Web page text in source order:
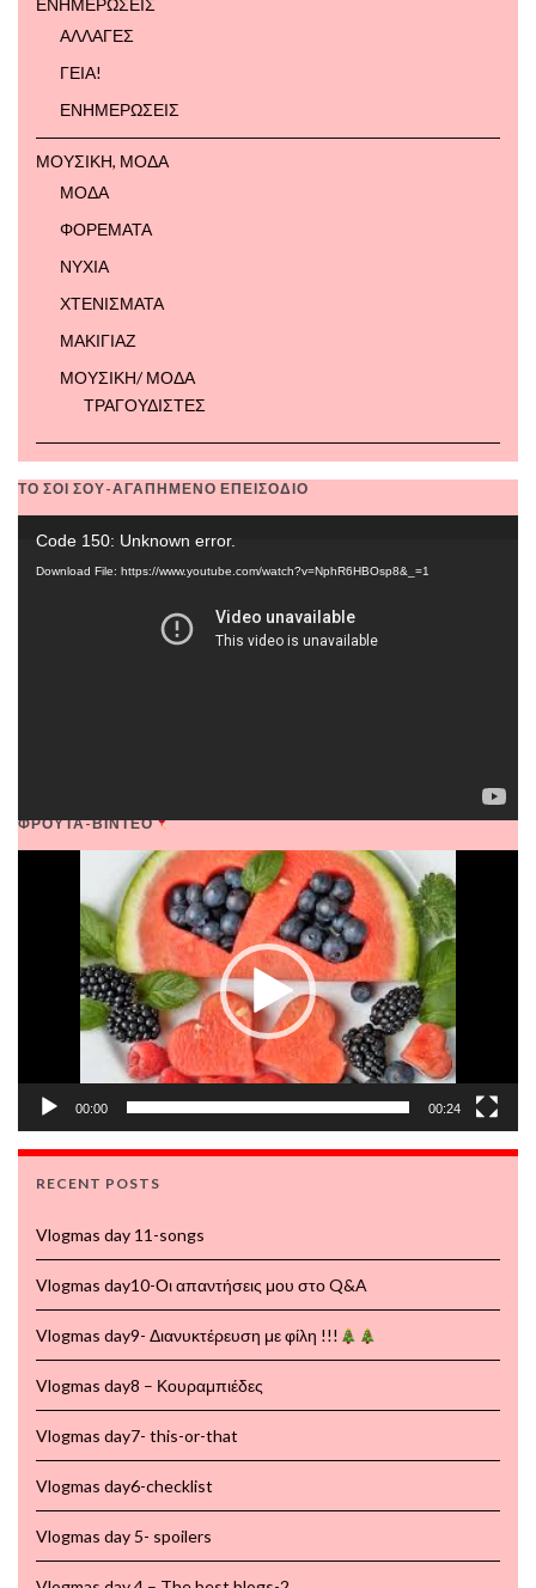
ΑΛΛΑΓΕΣ
ΓΕΙΑ!
ΕΝΗΜΕΡΩΣΕΙΣ
ΜΟΥΣΙΚΗ, ΜΟΔΑ
ΜΟΔΑ
ΦΟΡΕΜΑΤΑ
ΝΥΧΙΑ
ΧΤΕΝΙΣΜΑΤΑ
ΜΑΚΙΓΙΑΖ
ΜΟΥΣΙΚΗ/ ΜΟΔΑ
ΤΡΑΓΟΥΔΙΣΤΕΣ
ΤΟ ΣΟΙ ΣΟΥ-ΑΓΑΠΗΜΕΝΟ ΕΠΕΙΣΟΔΙΟ
Code 150: Unknown error.
Download File: https://www.youtube.com/watch?v=NphR6HBOsp8&_=1
ΦΡΟΥΤΑ-ΒΙΝΤΕΟ
00:00 00:24
RECENT POSTS
Vlogmas day 11-songs
Vlogmas day10-Οι απαντήσεις μου στο Q&A
Vlogmas day9- Διανυκτέρευση με φίλη !!!
Vlogmas day8 – Κουραμπιέδες
Vlogmas day7- this-or-that
Vlogmas day6-checklist
Vlogmas day 5- spoilers